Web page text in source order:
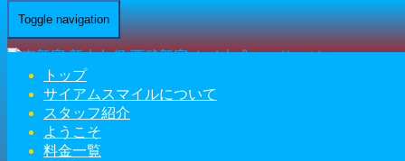
Toggle navigation
トップ
サイアムスマイルについて
スタッフ紹介
ようこそ
料金一覧
横断歩道を渡って、右方向へ進んでく
ださい。
Home - -横断歩…